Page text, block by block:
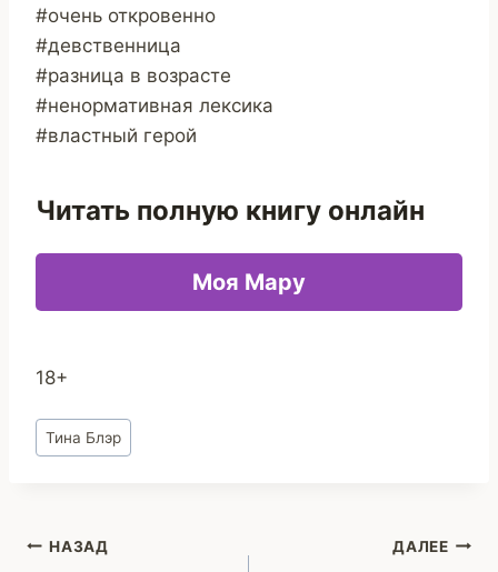
#очень откровенно
#девственница
#разница в возрасте
#ненормативная лексика
#властный герой
Читать полную книгу онлайн
Моя Мару
18+
Метки
записи:
Тина Блэр
Навигация
НАЗАД ДАЛЕЕ